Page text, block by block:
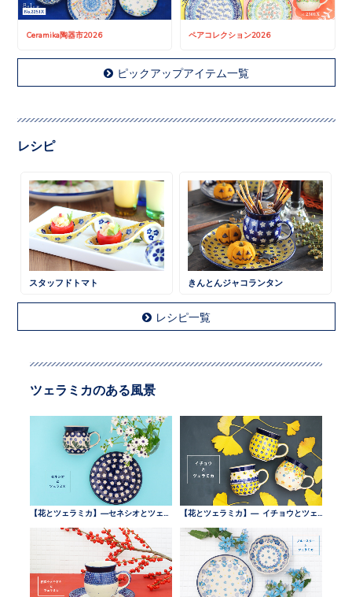
Ceramika陶器市2026 ペアコレクション2026
ピックアップアイテム一覧
レシピ
スタッフドトマト きんとんジャコランタン
レシピ一覧
ツェラミカのある風景